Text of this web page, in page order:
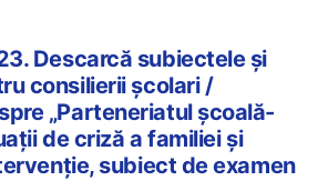
Descarcă subiectele și
consilierii școlari /
„Parteneriatul școală-
de criză a familiei și
subiect de examen